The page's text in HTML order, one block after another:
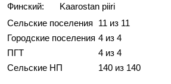
Финский:
Kaarostan piiri
Сельские поселения
11 из 11
Городские поселения 4 из 4
ПГТ
4 из 4
Сельские НП
140 из 140